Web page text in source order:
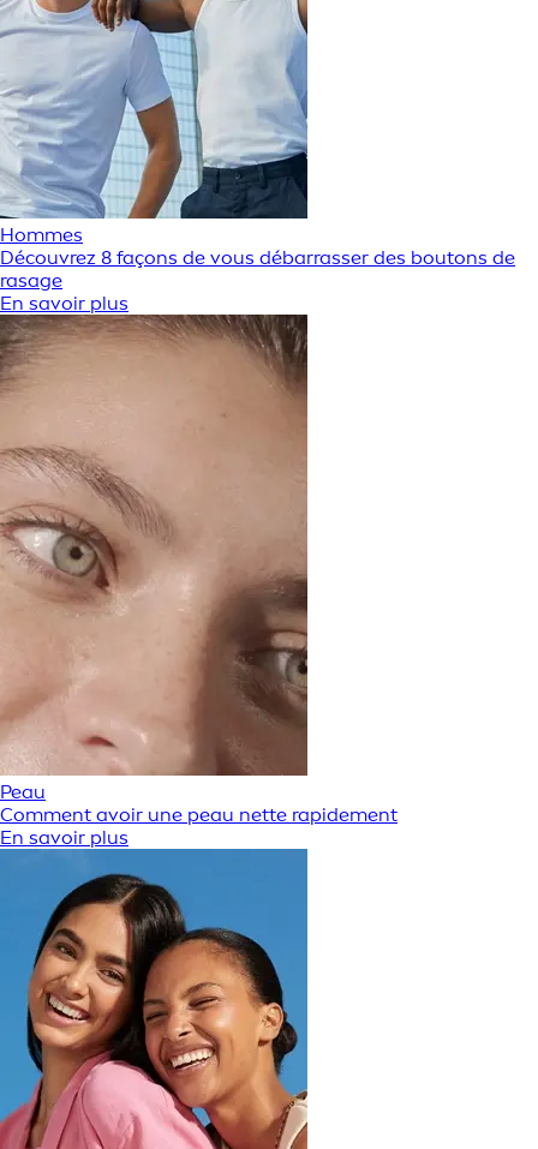
Hommes
Découvrez 8 façons de vous débarrasser des boutons de
rasage
En savoir plus
Peau
Comment avoir une peau nette rapidement
En savoir plus